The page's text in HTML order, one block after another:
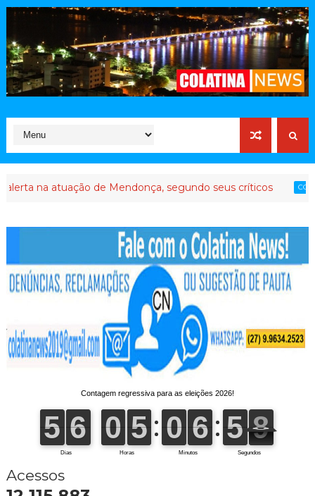
atuação de Mendonça, segundo seus críticos COLATINA
Acessos